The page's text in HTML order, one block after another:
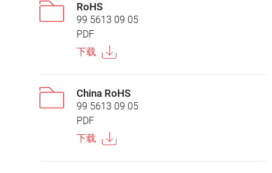
RoHS
99 5613 09 05
PDF
下载
China RoHS
99 5613 09 05
PDF
下载